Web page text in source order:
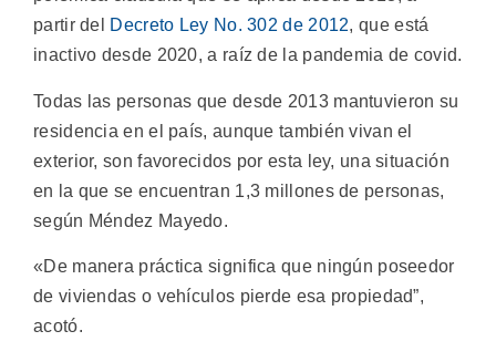
partir del Decreto Ley No. 302 de 2012, que está
inactivo desde 2020, a raíz de la pandemia de covid.
Todas las personas que desde 2013 mantuvieron su
residencia en el país, aunque también vivan el
exterior, son favorecidos por esta ley, una situación
en la que se encuentran 1,3 millones de personas,
según Méndez Mayedo.
«De manera práctica significa que ningún poseedor
de viviendas o vehículos pierde esa propiedad”,
acotó.